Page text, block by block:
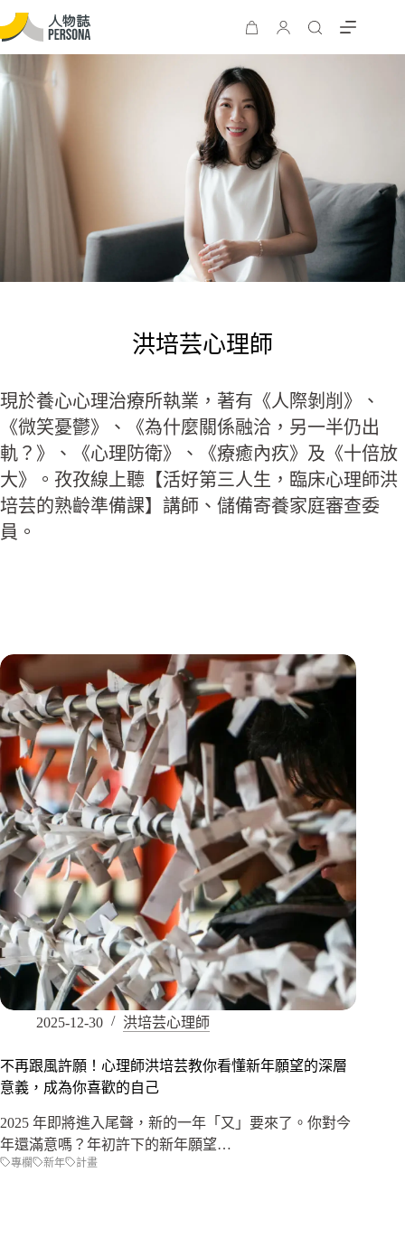
洪培芸心理師
現於養心心理治療所執業，著有《人際剝削》、
《微笑憂鬱》、《為什麼關係融洽，另一半仍出
軌？》、《心理防衛》、《療癒內疚》及《十倍放
大》。孜孜線上聽【活好第三人生，臨床心理師洪
培芸的熟齡準備課】講師、儲備寄養家庭審查委
員。
2025-12-30 洪培芸心理師
不再跟風許願！心理師洪培芸教你看懂新年願望的深層
意義，成為你喜歡的自己
2025 年即將進入尾聲，新的一年「又」要來了。你對今
年還滿意嗎？年初許下的新年願望…
專欄 新年 計畫